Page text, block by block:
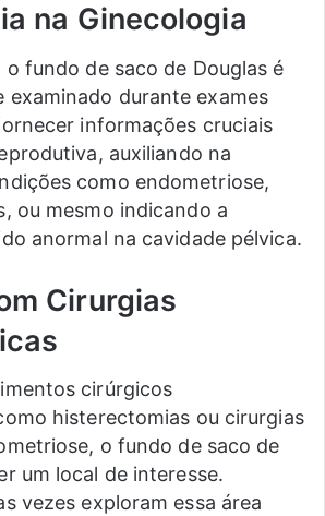
na Ginecologia
o fundo de saco de Douglas é
examinado durante exames
informações cruciais
auxiliando na
como endometriose,
ou mesmo indicando a
anormal na cavidade pélvica.
Cirurgias
cirúrgicos
histerectomias ou cirurgias
o fundo de saco de
um local de interesse.
vezes exploram essa área